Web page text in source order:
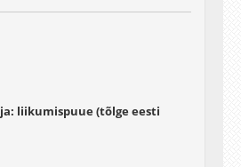
liikumispuue (tõlge eesti